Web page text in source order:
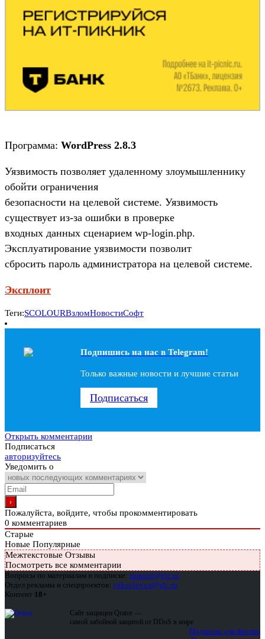
Программа: WordPress 2.8.3
Уязвимость позволяет удаленному злоумышленнику
обойти ограничения
безопасности на целевой системе. Уязвимость
существует из-за ошибки в проверке
входных данных сценарием wp-login.php.
Эксплуатирование уязвимости позволит
сбросить пароль администратора на целевой системе.
Эксплоит
Теги:SCOLOURВзломНовостиСофт
Подпишись на наc в Telegram!
Только важные новости и лучшие статьи
Подписаться
Открыть комментарии
Подписаться
авторизуйтесь
Уведомить о
Пожалуйста, войдите, чтобы прокомментировать
0 комментариев
Старые
Новые Популярные
Межтекстовые Отзывы
Посмотреть все комментарии
Вопросы по материалам и подписке: support@glc.ru
Отдел рекламы и спецпроектов: yakovleva.a@glc.ru
Контент 18+
Сайт защищен Qrator —
самой забойной защитой от DDoS в мире
Подписка для физлиц